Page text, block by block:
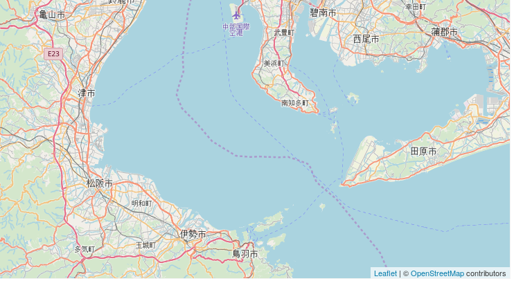
Leaflet | ©OpenStreetMapcontributors